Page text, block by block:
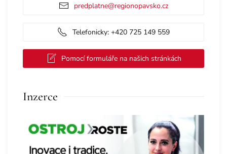
predplatne@regionopavsko.cz
Telefonicky: +420 725 149 559
Pomocí formuláře na našich stránkách
Inzerce